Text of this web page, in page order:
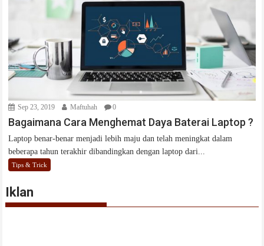
Sep 23, 2019 Maftuhah 0
Bagaimana Cara Menghemat Daya Baterai Laptop ?
Laptop benar-benar menjadi lebih maju dan telah meningkat dalam
beberapa tahun terakhir dibandingkan dengan laptop dari...
Tips & Trick
Iklan